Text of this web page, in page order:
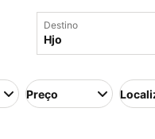
Destino
Preço